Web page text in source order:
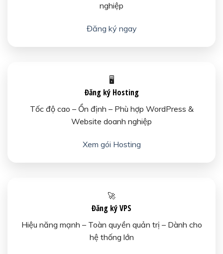
nghiệp
Đăng ký ngay
🖥️
Đăng ký Hosting
Tốc độ cao – Ổn định – Phù hợp WordPress &
Website doanh nghiệp
Xem gói Hosting
🚀
Đăng ký VPS
Hiệu năng mạnh – Toàn quyền quản trị – Dành cho
hệ thống lớn